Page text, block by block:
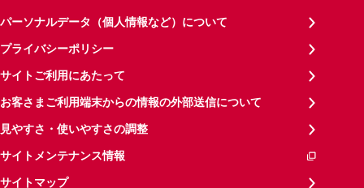
パーソナルデータ（個人情報など）について
プライバシーポリシー
サイトご利用にあたって
お客さまご利用端末からの情報の外部送信について
見やすさ・使いやすさの調整
サイトメンテナンス情報
サイトマップ